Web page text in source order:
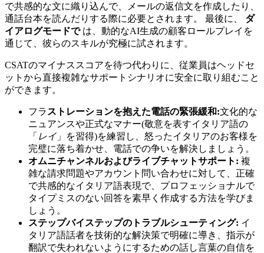
で共感的な文に織り込んで、メールの返信文を作成したり、
通話台本を読んだりする際に必要とされます。 最後に、 ダ
イアログモードでは、動的なAI生成の顧客ロールプレイを
通じて、彼らのスキルが究極に試されます。
CSATのマイナススコアを待つ代わりに、従業員はヘッドセ
ットから直接複雑なサポートシナリオに安全に取り組むこと
ができます。
フラ ストレーションを抱えた電話の緊張緩和:文化的な
ニュアンスや正式なマナー(敬意を表すイタリア語の
「 レイ 」を習得)を練習し、怒ったイタリアのお客様を
完璧に落ち着かせ、電話での争いを解決しましょう。
オムニチャンネルおよびライブチャットサポート: 複
雑な請求問題やアカウント問い合わせに対して、正確
で共感的なイタリア語表現で、プロフェッショナルで
タイプミスのない回答を素早く作成する方法を学びま
しょう。
ステップバイステップのトラブルシューティング: イ
タリア語話者を技術的な解決策で明確に導き、指示が
翻訳で失われないようにするための話し言葉の自信を